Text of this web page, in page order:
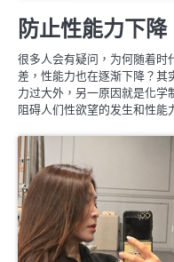
防止性能力下
很多人会有疑问，为何随着
差，性能力也在逐渐下降？
力过大外，另一原因就是化
阻碍人们性欲望的发生和性